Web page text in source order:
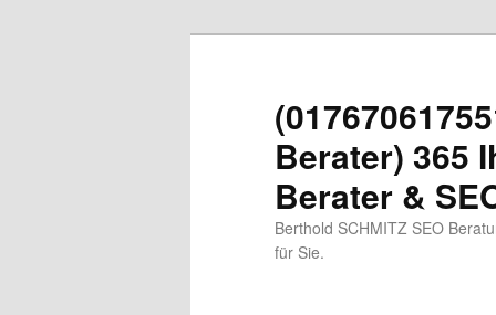
Berater) 365
Berater &
Berthold SCHMITZ SEO
für Sie.